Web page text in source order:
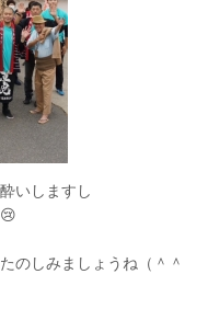
いしますし
のしみましょうね（＾＾